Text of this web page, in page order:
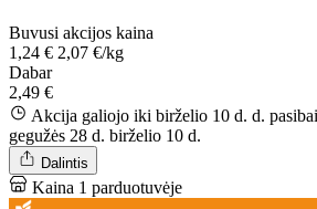
Buvusi akcijos kaina
1,24 € 2,07 €/kg
Dabar
2,49 €
Akcija galiojo iki birželio 10 d. d.
gegužės 28 d. birželio 10 d.
Dalintis
Kaina 1 parduotuvėje